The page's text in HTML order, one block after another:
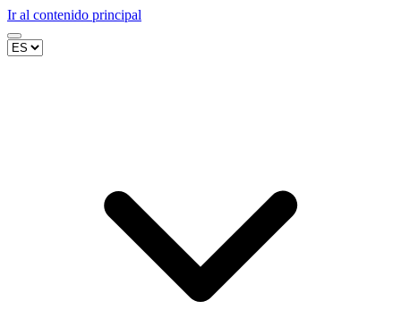
Ir al contenido principal